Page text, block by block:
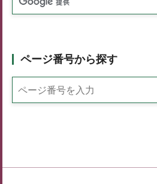
ページ番号から探す